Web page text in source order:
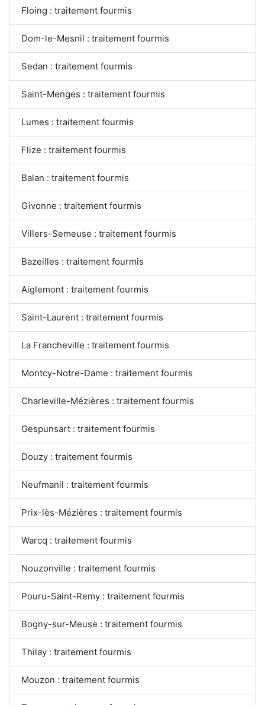
Floing : traitement fourmis
Dom-le-Mesnil : traitement fourmis
Sedan : traitement fourmis
Saint-Menges : traitement fourmis
Lumes : traitement fourmis
Flize : traitement fourmis
Balan : traitement fourmis
Givonne : traitement fourmis
Villers-Semeuse : traitement fourmis
Bazeilles : traitement fourmis
Aiglemont : traitement fourmis
Saint-Laurent : traitement fourmis
La Francheville : traitement fourmis
Montcy-Notre-Dame : traitement fourmis
Charleville-Mézières : traitement fourmis
Gespunsart : traitement fourmis
Douzy : traitement fourmis
Neufmanil : traitement fourmis
Prix-lès-Mézières : traitement fourmis
Warcq : traitement fourmis
Nouzonville : traitement fourmis
Pouru-Saint-Remy : traitement fourmis
Bogny-sur-Meuse : traitement fourmis
Thilay : traitement fourmis
Mouzon : traitement fourmis